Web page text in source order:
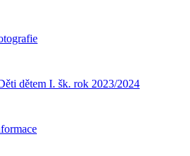
dětem I. šk. rok 2023/2024